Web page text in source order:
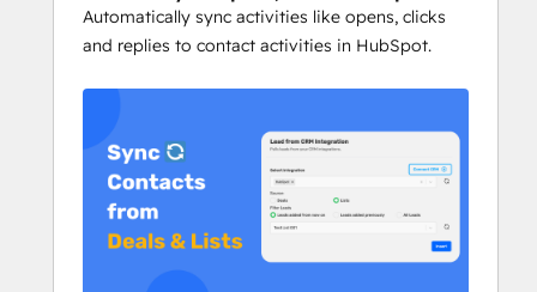
Automatically sync activities like opens, clicks
and replies to contact activities in HubSpot.